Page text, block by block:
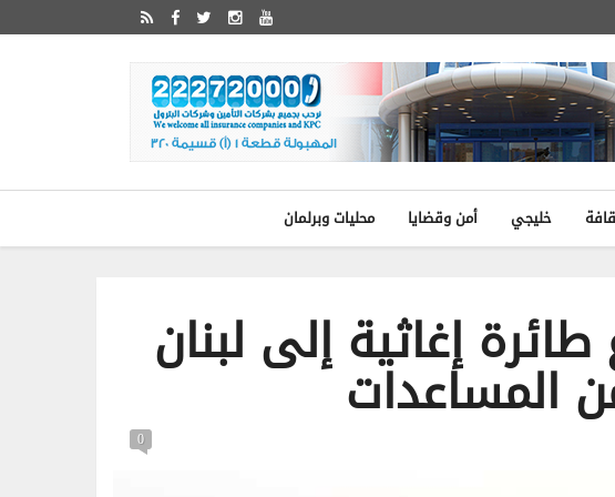
محليات وبرلمان أمن وقضايا خليجي
طائرة إغاثية إلى لبنان
0